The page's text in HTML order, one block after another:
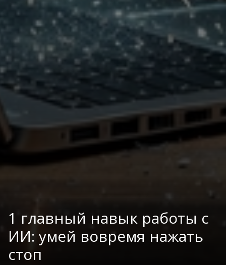
1 главный навык работы с
ИИ: умей вовремя нажать
стоп